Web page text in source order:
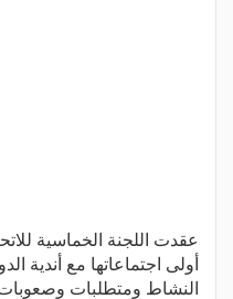
عقدت اللجنة الخماسية
أولى اجتماعاتها مع أندية
النشاط ومتطلبات وصعوبات